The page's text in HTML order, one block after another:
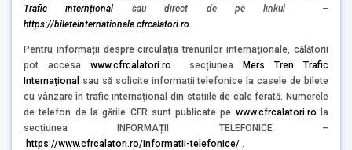
Trafic internțional sau direct de pe linkul –
https://bileteinternationale.cfrcalatori.ro.
Pentru informații despre circulația trenurilor internaţionale, călătorii
pot accesa www.cfrcalatori.ro secțiunea
Mers Tren Trafic
Internațional sau să solicite informații telefonice la casele de bilete
cu vânzare în trafic internațional din stațiile de cale ferată. Numerele
de telefon de la gările CFR sunt publicate pe www.cfrcalatori.ro la
secțiunea INFORMAȚII TELEFONICE –
https://www.cfrcalatori.ro/informatii-telefonice/ .